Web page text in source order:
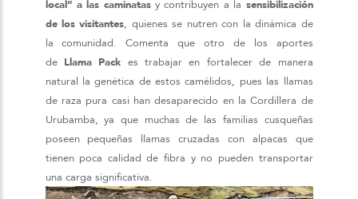
local” a las caminatasy contribuyen a la sensibilización
de los visitantes, quienes se nutren con la dinámica de
la comunidad. Comenta que otro de los aportes
deLlama Pack es trabajar en fortalecer de manera
natural la genética de estos camélidos, pues las llamas
de raza pura casi han desaparecido en la Cordillera de
Urubamba, ya que muchas de las familias cusqueñas
poseen pequeñas llamas cruzadas con alpacas que
tienen poca calidad de fibra y no pueden transportar
una carga significativa.